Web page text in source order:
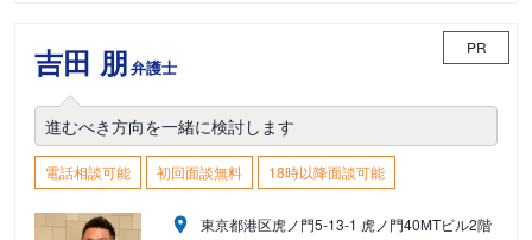
吉田 朋弁護士
PR
進むべき方向を一緒に検討します
電話相談可能 初回面談無料 18時以降面談可能
東京都港区虎ノ門5-13-1 虎ノ門40MTビル2階